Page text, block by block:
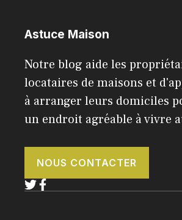
Astuce Maison
Notre blog aide les
locataires de maisons et
à arranger leurs domiciles
un endroit agréable à vivre
NOUS CONTACTER